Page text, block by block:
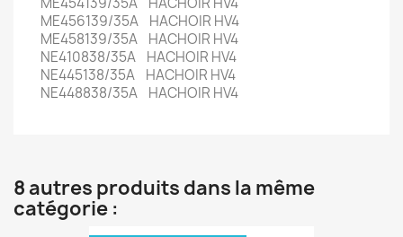
ME456139/35A HACHOIR HV4
ME458139/35A HACHOIR HV4
NE410838/35A HACHOIR HV4
NE445138/35A HACHOIR HV4
NE448838/35A HACHOIR HV4
8 autres produits dans la même
catégorie :